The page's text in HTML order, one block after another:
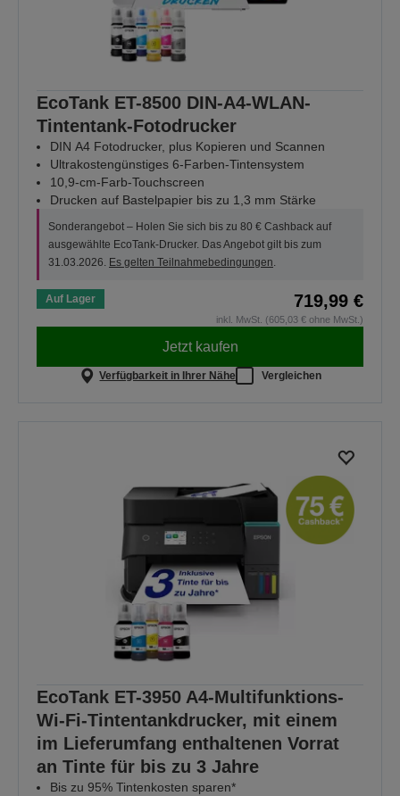
EcoTank ET-8500 DIN-A4-WLAN-
Tintentank-Fotodrucker
DIN A4 Fotodrucker, plus Kopieren und Scannen
Ultrakostengünstiges 6-Farben-Tintensystem
10,9-cm-Farb-Touchscreen
Drucken auf Bastelpapier bis zu 1,3 mm Stärke
Sonderangebot – Holen Sie sich bis zu 80 € Cashback auf
ausgewählte EcoTank-Drucker. Das Angebot gilt bis zum
31.03.2026. Es gelten Teilnahmebedingungen.
Auf Lager 719,99 €
inkl. MwSt. (605,03 € ohne MwSt.)
Jetzt kaufen
Verfügbarkeit in Ihrer Nähe Vergleichen
EcoTank ET-3950 A4-Multifunktions-
Wi-Fi-Tintentankdrucker, mit einem
im Lieferumfang enthaltenen Vorrat
an Tinte für bis zu 3 Jahre
Bis zu 95% Tintenkosten sparen*